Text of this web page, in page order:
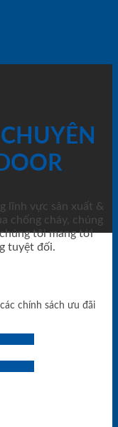
lĩnh vực sản xuất &
chống cháy, chúng
tôi mang tới
tuyệt đối.
chính sách ưu đãi